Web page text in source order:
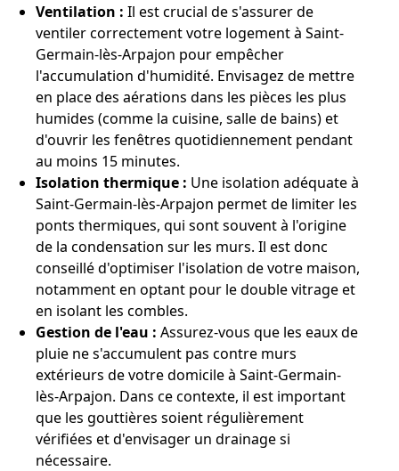
Ventilation : Il est crucial de s'assurer de
ventiler correctement votre logement à Saint-
Germain-lès-Arpajon pour empêcher
l'accumulation d'humidité. Envisagez de mettre
en place des aérations dans les pièces les plus
humides (comme la cuisine, salle de bains) et
d'ouvrir les fenêtres quotidiennement pendant
au moins 15 minutes.
Isolation thermique : Une isolation adéquate à
Saint-Germain-lès-Arpajon permet de limiter les
ponts thermiques, qui sont souvent à l'origine
de la condensation sur les murs. Il est donc
conseillé d'optimiser l'isolation de votre maison,
notamment en optant pour le double vitrage et
en isolant les combles.
Gestion de l'eau : Assurez-vous que les eaux de
pluie ne s'accumulent pas contre murs
extérieurs de votre domicile à Saint-Germain-
lès-Arpajon. Dans ce contexte, il est important
que les gouttières soient régulièrement
vérifiées et d'envisager un drainage si
nécessaire.